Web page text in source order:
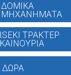
ΔΟΜΙΚΑ
ΜΗΧΑΝΗΜΑΤΑ
ISEKI ΤΡΑΚΤΕΡ
ΚΑΙΝΟΥΡΙΑ
ΔΩΡΑ